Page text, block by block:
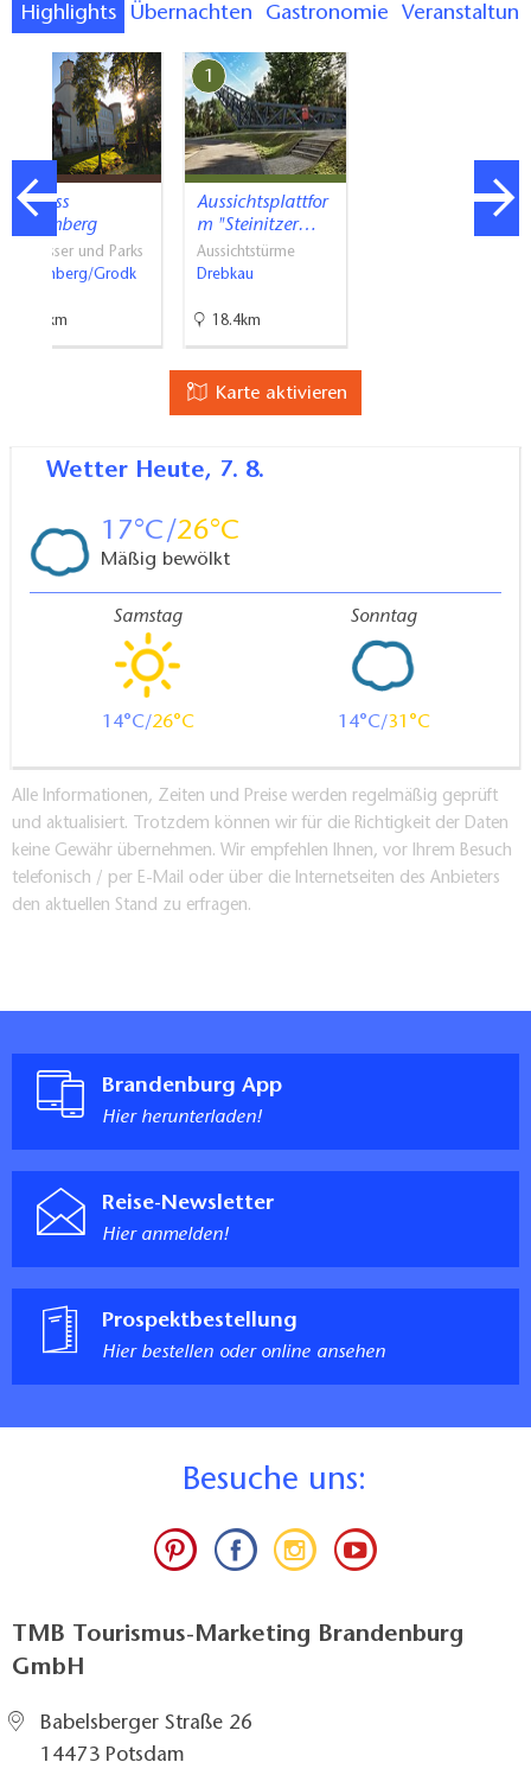
Highlights Übernachten Gastronomie
Schloss
Spremberg
Schlösser und Parks
Spremberg/Grodk
0.4km
1
Aussichtsplattfor
m "Steinitzer…
Aussichtstürme
Drebkau
18.4km
Karte aktivieren
Wetter Heute, 7. 8.
17 26
Mäßig bewölkt
Samstag
14 26
Sonntag
14 31
Alle Informationen, Zeiten und Preise werden regelmäßig geprüft
und aktualisiert. Trotzdem können wir für die Richtigkeit der Daten
keine Gewähr übernehmen. Wir empfehlen Ihnen, vor Ihrem Besuch
telefonisch / per E-Mail oder über die Internetseiten des Anbieters
den aktuellen Stand zu erfragen.
Brandenburg App
Hier herunterladen!
Reise-Newsletter
Hier anmelden!
Prospektbestellung
Hier bestellen oder online ansehen
Besuche uns:
TMB Tourismus-Marketing Brandenburg
GmbH
Babelsberger Straße 26
14473 Potsdam